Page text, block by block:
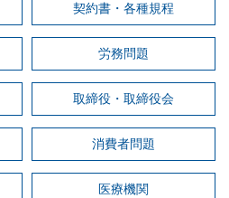
契約書・各種規程
労務問題
取締役・取締役会
消費者問題
医療機関